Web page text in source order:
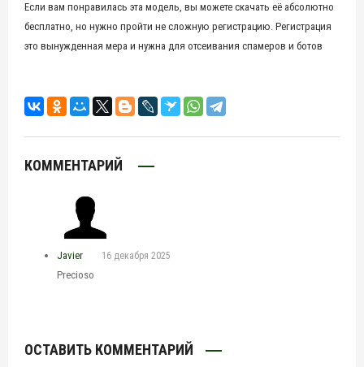
Если вам понравилась эта модель, вы можете скачать её абсолютно
бесплатно, но нужно пройти не сложную регистрацию. Регистрация
это вынужденная мера и нужна для отсеивания спамеров и ботов
КОММЕНТАРИЙ
Javier 16 декабря 2025
Precioso
ОСТАВИТЬ КОММЕНТАРИЙ